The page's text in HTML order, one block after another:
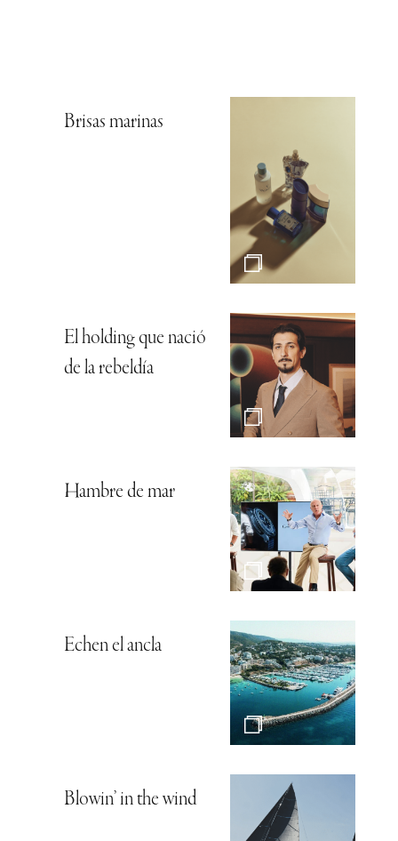
Brisas marinas
El holding que nació
de la rebeldía
Hambre de mar
Echen el ancla
Blowin’ in the wind